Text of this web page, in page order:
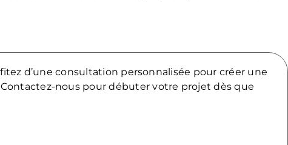
d’une consultation personnalisée pour créer une
nous pour débuter votre projet dès que